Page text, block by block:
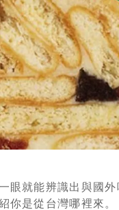
就能辨識出與國外
你是從台灣哪裡來。